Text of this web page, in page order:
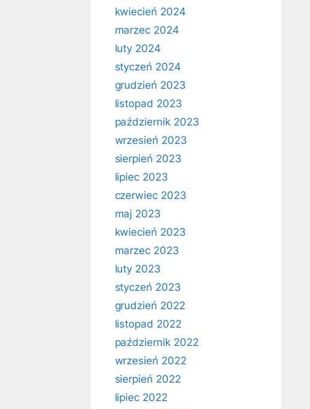
kwiecień 2024
marzec 2024
luty 2024
styczeń 2024
grudzień 2023
listopad 2023
październik 2023
wrzesień 2023
sierpień 2023
lipiec 2023
czerwiec 2023
maj 2023
kwiecień 2023
marzec 2023
luty 2023
styczeń 2023
grudzień 2022
listopad 2022
październik 2022
wrzesień 2022
sierpień 2022
lipiec 2022